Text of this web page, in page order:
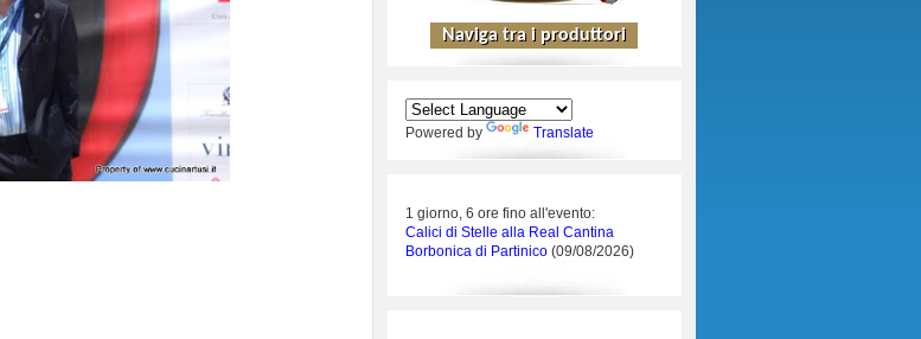
Powered by Translate
1 giorno, 6 ore fino all'evento:
Calici di Stelle alla Real Cantina
Borbonica di Partinico (09/08/2026)